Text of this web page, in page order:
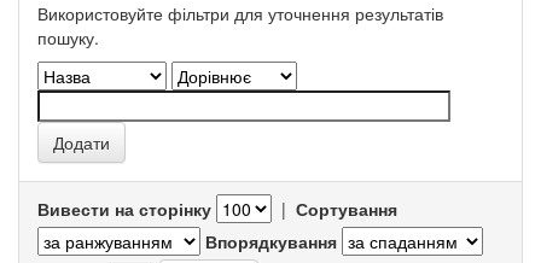
Використовуйте фільтри для уточнення результатів
пошуку.
Вивести на сторінку | Сортування
Впорядкування